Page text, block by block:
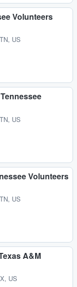
Volunteers
US
US
Volunteers
US
A&M
US